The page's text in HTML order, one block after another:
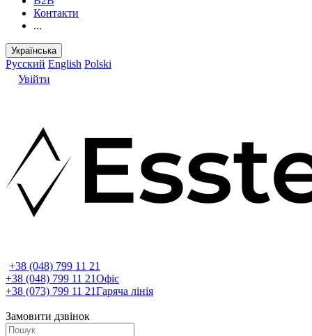
Контакти
...
Українська
Русский English Polski
Увійти
+38 (048) 799 11 21
+38 (048) 799 11 21Офіс
+38 (073) 799 11 21Гаряча лінія
Замовити дзвінок